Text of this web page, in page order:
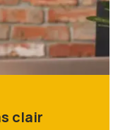
clair